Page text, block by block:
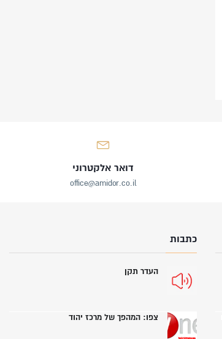
דואר אלקטרוני
office@amidor.co.il
כתבות
העדר תקן
צפו: המהפך של מרכז יהוד